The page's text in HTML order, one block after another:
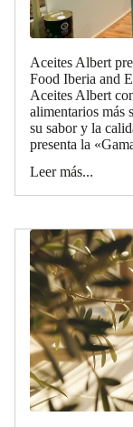
Aceites Albert
Food Iberia and
Aceites Albert
alimentarios más
su sabor y la
presenta la
Leer más...